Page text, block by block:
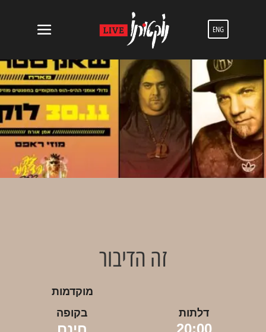
ENG
זה הדיבור
מוקדמות
דלתות
20:00
בקופה
חינם